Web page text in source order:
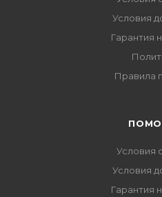
Условия
Гарантия
Правила
Условия
Условия
Гарантия